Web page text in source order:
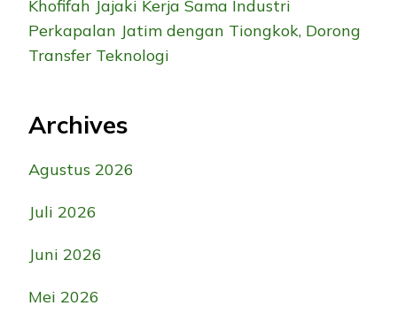
Khofifah Jajaki Kerja Sama Industri
Perkapalan Jatim dengan Tiongkok, Dorong
Transfer Teknologi
Archives
Agustus 2026
Juli 2026
Juni 2026
Mei 2026